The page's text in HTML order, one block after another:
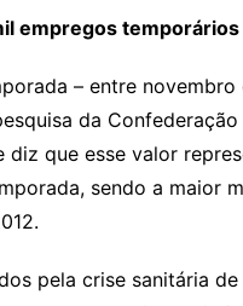
empregos temporários
– entre
da
que esse valor
sendo a maior
pela crise sanitária